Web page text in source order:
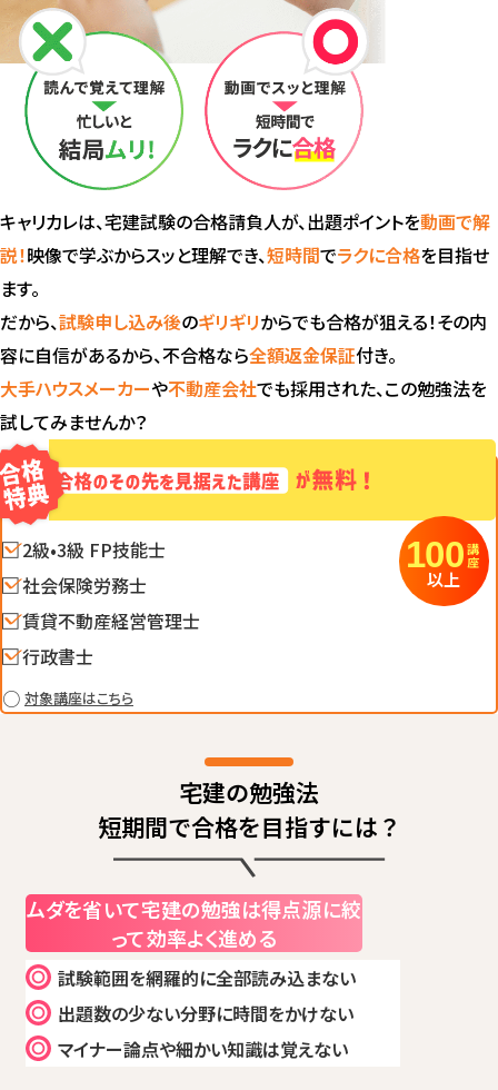
キャリカレは、宅建試験の合格請負人が、出題ポイントを動画で解
説！映像で学ぶからスッと理解でき、短時間でラクに合格を目指せ
ます。
だから、試験申し込み後のギリギリからでも合格が狙える！その内
容に自信があるから、不合格なら全額返金保証付き。
大手ハウスメーカーや不動産会社でも採用された、この勉強法を
試してみませんか？
100講座
以上
2級•3級 FP技能士
社会保険労務士
賃貸不動産経営管理士
行政書士
対象講座はこちら
宅建の勉強法
短期間で合格を目指すには？
ムダを省いて宅建の勉強は得点源に絞
って効率よく進める
試験範囲を網羅的に全部読み込まない
出題数の少ない分野に時間をかけない
マイナー論点や細かい知識は覚えない